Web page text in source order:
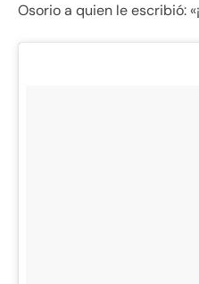
Osorio a quien le escribió: